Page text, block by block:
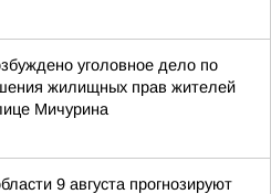
уголовное дело по
жилищных прав жителей
Мичурина
9 августа прогнозируют